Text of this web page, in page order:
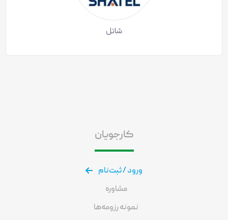
شاتل
کارجویان
ورود / ثبت‌نام
مشاوره
نمونه رزومه‌ها